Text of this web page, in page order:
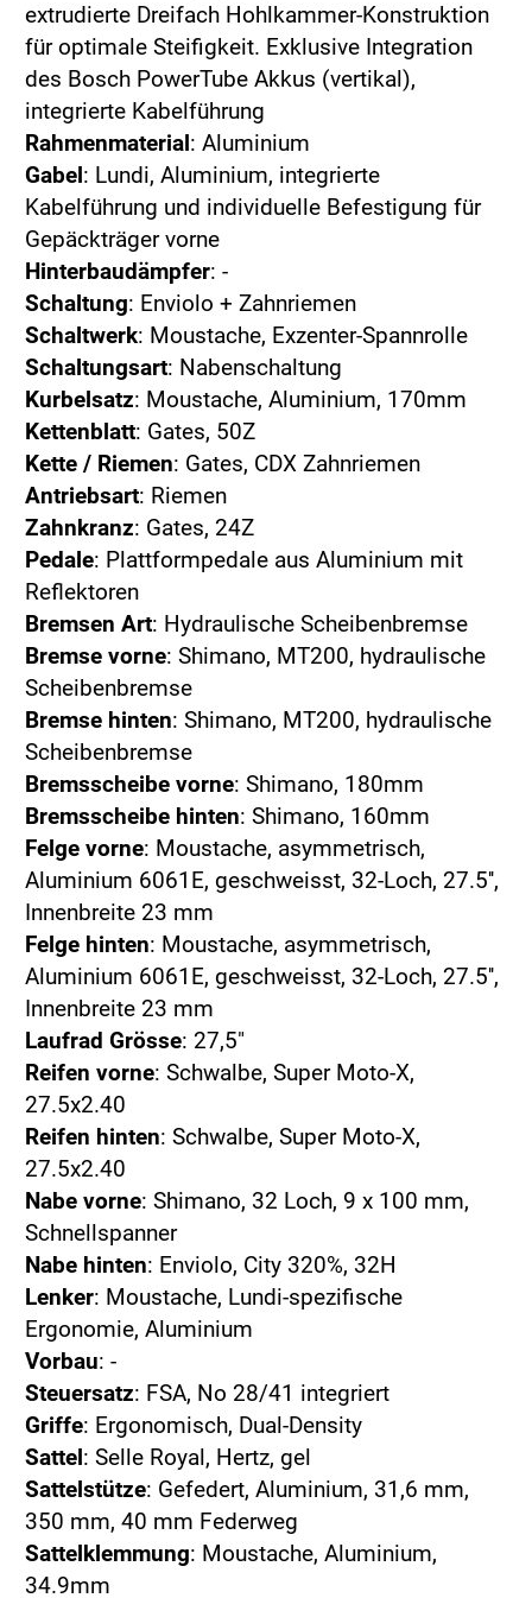
extrudierte Dreifach Hohlkammer-Konstruktion
für optimale Steifigkeit. Exklusive Integration
des Bosch PowerTube Akkus (vertikal),
integrierte Kabelführung
Rahmenmaterial: Aluminium
Gabel: Lundi, Aluminium, integrierte
Kabelführung und individuelle Befestigung für
Gepäckträger vorne
Hinterbaudämpfer: -
Schaltung: Enviolo + Zahnriemen
Schaltwerk: Moustache, Exzenter-Spannrolle
Schaltungsart: Nabenschaltung
Kurbelsatz: Moustache, Aluminium, 170mm
Kettenblatt: Gates, 50Z
Kette / Riemen: Gates, CDX Zahnriemen
Antriebsart: Riemen
Zahnkranz: Gates, 24Z
Pedale: Plattformpedale aus Aluminium mit
Reflektoren
Bremsen Art: Hydraulische Scheibenbremse
Bremse vorne: Shimano, MT200, hydraulische
Scheibenbremse
Bremse hinten: Shimano, MT200, hydraulische
Scheibenbremse
Bremsscheibe vorne: Shimano, 180mm
Bremsscheibe hinten: Shimano, 160mm
Felge vorne: Moustache, asymmetrisch,
Aluminium 6061E, geschweisst, 32-Loch, 27.5'',
Innenbreite 23 mm
Felge hinten: Moustache, asymmetrisch,
Aluminium 6061E, geschweisst, 32-Loch, 27.5'',
Innenbreite 23 mm
Laufrad Grösse: 27,5"
Reifen vorne: Schwalbe, Super Moto-X,
27.5x2.40
Reifen hinten: Schwalbe, Super Moto-X,
27.5x2.40
Nabe vorne: Shimano, 32 Loch, 9 x 100 mm,
Schnellspanner
Nabe hinten: Enviolo, City 320%, 32H
Lenker: Moustache, Lundi-spezifische
Ergonomie, Aluminium
Vorbau: -
Steuersatz: FSA, No 28/41 integriert
Griffe: Ergonomisch, Dual-Density
Sattel: Selle Royal, Hertz, gel
Sattelstütze: Gefedert, Aluminium, 31,6 mm,
350 mm, 40 mm Federweg
Sattelklemmung: Moustache, Aluminium,
34.9mm